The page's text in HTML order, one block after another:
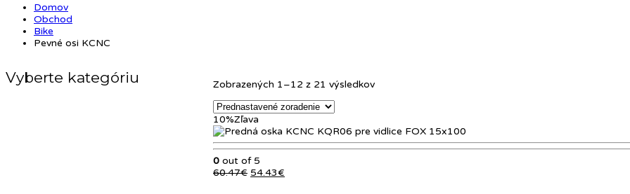
Domov
Obchod
Bike
Pevné osi KCNC
Zobrazených 1–12 z 21 výsledkov
10%Zľava
0 out of 5
60.47€ Pôvodná
54.43€
Vyberte kategóriu